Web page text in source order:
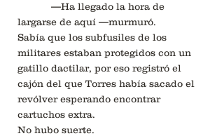
—Ha llegado la hora de
largarse de aquí —murmuró.
Sabía que los subfusiles de los
militares estaban protegidos con un
gatillo dactilar, por eso registró el
cajón del que Torres había sacado el
revólver esperando encontrar
cartuchos extra.
No hubo suerte.